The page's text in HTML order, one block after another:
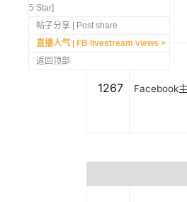
1267 Facebook
5 Star]
帖子分享 | Post share
直播人气 | FB livestream views
返回顶部